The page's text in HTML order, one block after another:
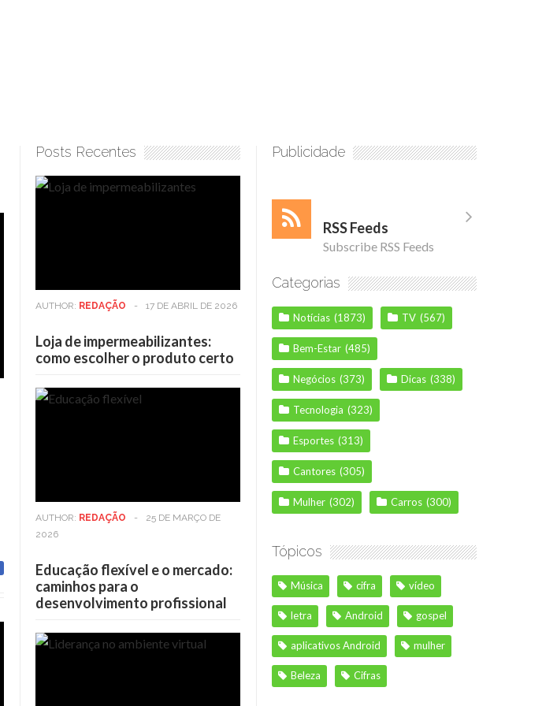
Posts Recentes
AUTHOR: REDAÇÃO - 17 DE ABRIL DE 2026
Loja de impermeabilizantes:
como escolher o produto certo
AUTHOR: REDAÇÃO -
25 DE MARÇO DE
2026
Educação flexível e o mercado:
caminhos para o
desenvolvimento profissional
Publicidade
RSS Feeds
Subscribe RSS Feeds
Categorias
Notícias (1873) TV (567)
Bem-Estar (485)
Negócios (373) Dicas (338)
Tecnologia (323)
Esportes (313)
Cantores (305)
Mulher (302) Carros (300)
Tópicos
Música cifra vídeo
letra Android gospel
aplicativos Android mulher
Beleza Cifras